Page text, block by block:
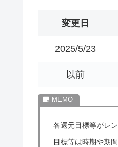
変更日
2025/5/23
以前
各還元目標等がレ
目標等は時期や期